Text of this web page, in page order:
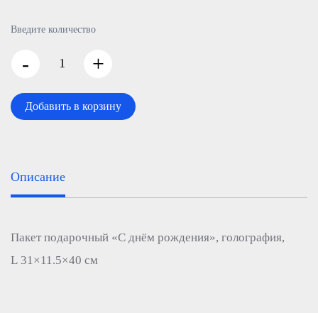
Введите количество
- +
Добавить в корзину
Описание
Пакет подарочный «С днём рождения», голография,
L 31×11.5×40 см